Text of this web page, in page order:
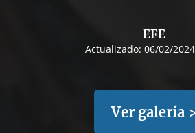
EFE
Actualizado: 06/02/
Ver galería